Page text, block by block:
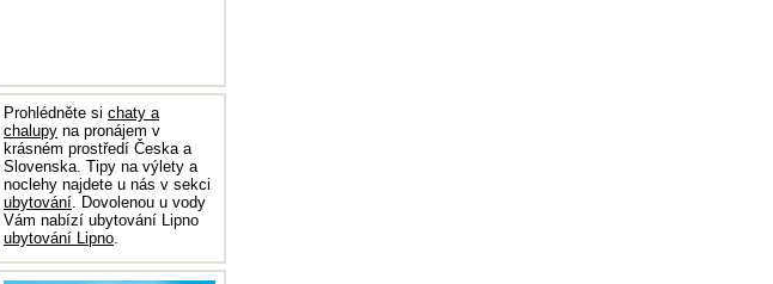
Prohlédněte si chaty a
chalupy na pronájem v
krásném prostředí Česka a
Slovenska. Tipy na výlety a
noclehy najdete u nás v sekci
ubytování. Dovolenou u vody
Vám nabízí ubytování Lipno
ubytování Lipno.